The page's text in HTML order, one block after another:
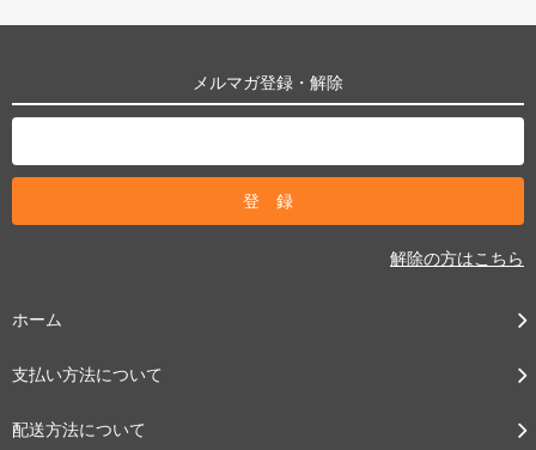
メルマガ登録・解除
解除の方はこちら
ホーム
支払い方法について
配送方法について